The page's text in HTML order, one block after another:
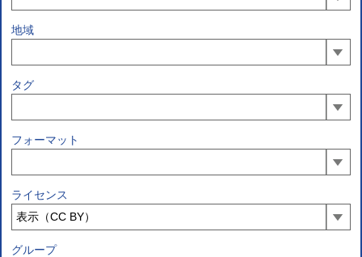
地域
タグ
フォーマット
ライセンス
グループ